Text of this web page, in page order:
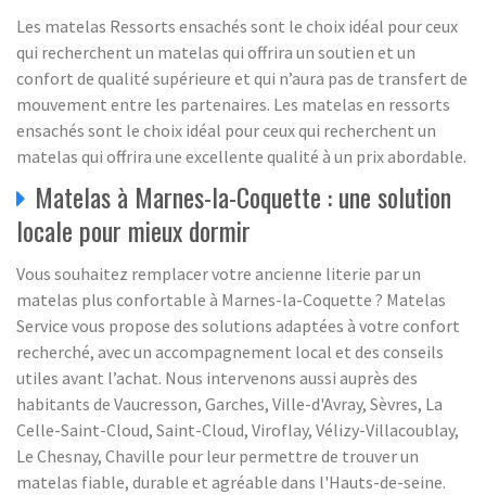
Les matelas Ressorts ensachés sont le choix idéal pour ceux
qui recherchent un matelas qui offrira un soutien et un
confort de qualité supérieure et qui n’aura pas de transfert de
mouvement entre les partenaires. Les matelas en ressorts
ensachés sont le choix idéal pour ceux qui recherchent un
matelas qui offrira une excellente qualité à un prix abordable.
Matelas à Marnes-la-Coquette : une solution
locale pour mieux dormir
Vous souhaitez remplacer votre ancienne literie par un
matelas plus confortable à Marnes-la-Coquette ? Matelas
Service vous propose des solutions adaptées à votre confort
recherché, avec un accompagnement local et des conseils
utiles avant l’achat. Nous intervenons aussi auprès des
habitants de Vaucresson, Garches, Ville-d'Avray, Sèvres, La
Celle-Saint-Cloud, Saint-Cloud, Viroflay, Vélizy-Villacoublay,
Le Chesnay, Chaville pour leur permettre de trouver un
matelas fiable, durable et agréable dans l'Hauts-de-seine.